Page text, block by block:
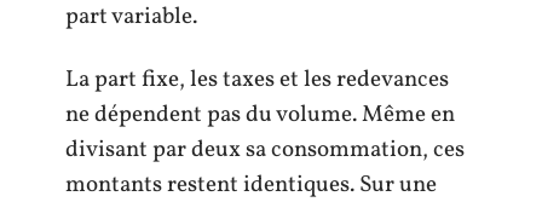
part variable.
La part fixe, les taxes et les redevances
ne dépendent pas du volume. Même en
divisant par deux sa consommation, ces
montants restent identiques. Sur une